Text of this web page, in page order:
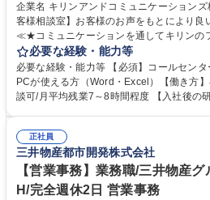
企業名 キリンアンドコミュニケーションズ株式会社 求人名
客様相談室】お客様のお声をもとにより良い商品
≪★コミュニケーションを通してキリン
お客様のお声をより良い商品づくりに活か
様相談室でのお仕事です。 日々お客様からいただくキリングループへのご
意見を、企業活動に活かしています。お客
って対応、情報提供するとともにグループ
平均100件前後■メール・手紙：同上40件前後 募集職種 中野本社【お
相談室】お客様のお声をもとにより良い商
必要な経験・能力等
必要な経験・能力等 【必須】コールセンタ
PCが使える方（Word・Excel）【働き方
談可/月平均残業7～8時間程度 【入社後の研修】着任から1か月は電話対応
すのでご安心ください。 【当社について】
う会社として、お客様との出会いを大切に
を込めてコミュニケーションをとりながら
す。 学歴・資格 学歴：大学院 大学 高専 短大 専修学校 高校 語学力： 資
正社員
三井物産都市開発株式会社
【営業事務】業務職/三井物産
H/完全週休2日 営業事務